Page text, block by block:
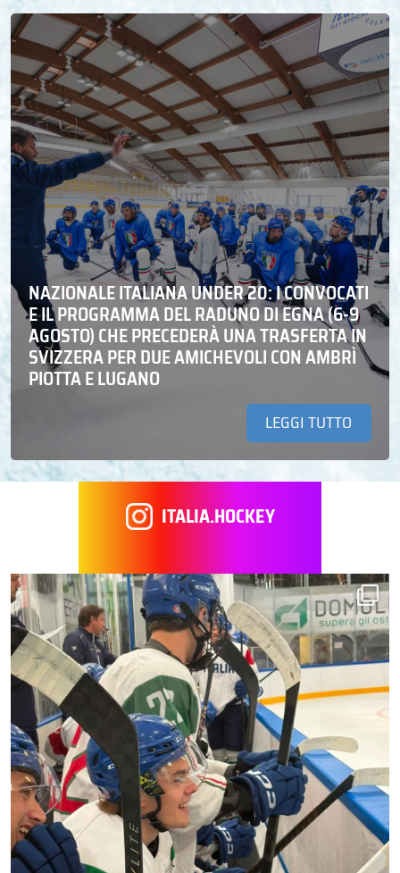
NAZIONALE ITALIANA UNDER 20: I CONVOCATI
E IL PROGRAMMA DEL RADUNO DI EGNA (6-9
AGOSTO) CHE PRECEDERÀ UNA TRASFERTA IN
SVIZZERA PER DUE AMICHEVOLI CON AMBRÌ
PIOTTA E LUGANO
LEGGI TUTTO
ITALIA.HOCKEY